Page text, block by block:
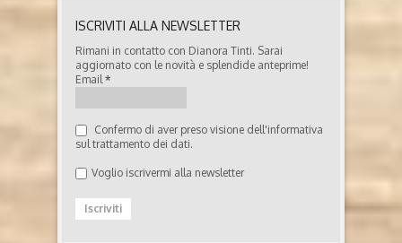
ISCRIVITI ALLA NEWSLETTER
Rimani in contatto con Dianora Tinti. Sarai
aggiornato con le novità e splendide anteprime!
Email*
Confermo di aver preso visione dell'informativa
sul trattamento dei dati.
Voglio iscrivermi alla newsletter